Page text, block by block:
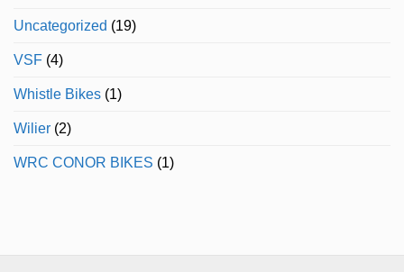
Uncategorized (19)
VSF (4)
Whistle Bikes (1)
Wilier (2)
WRC CONOR BIKES (1)